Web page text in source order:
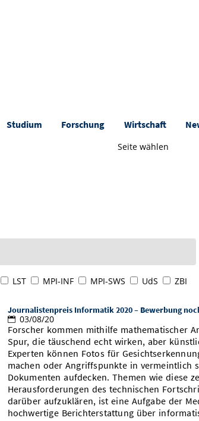
Studium Forschung Wirtschaft
Seite wählen
LST MPI-INF MPI-SWS UdS ZBI
Journalistenpreis Informatik 2020 – Bewerbung
03/08/20
Forscher kommen mithilfe mathematischer
Spur, die täuschend echt wirken, aber
Experten können Fotos für
machen oder Angriffspunkte in vermeintlich
Dokumenten aufdecken. Themen wie diese
Herausforderungen des technischen
darüber aufzuklären, ist eine Aufgabe der
hochwertige Berichterstattung über